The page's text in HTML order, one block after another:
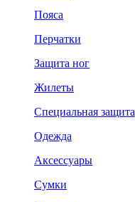
Пояса
Перчатки
Защита ног
Жилеты
Специальная защита
Одежда
Аксессуары
Сумки